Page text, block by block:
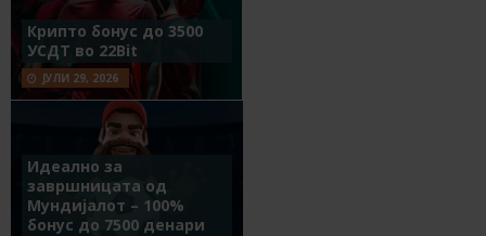
Крипто бонус до 3500
УСДТ во 22Bit
ЈУЛИ 29, 2026
Идеално за
завршницата од
Мундијалот – 100%
бонус до 7500 денари